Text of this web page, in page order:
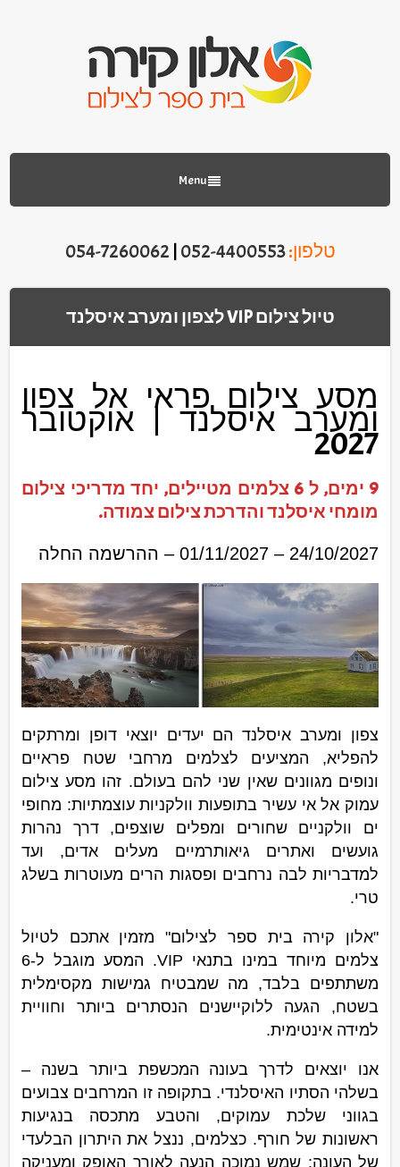
Menu
טלפון:052-4400553
054-7260062
טיול צילום VIP לצפון ומערב איסלנד
מסע צילום פראי אל צפון
ומערב איסלנד | אוקטובר
2027
9 ימים, ל 6 צלמים מטיילים, יחד מדריכי צילום
מומחי איסלנד והדרכת צילום צמודה.
24/10/2027 – 01/11/2027 – ההרשמה החלה
צפון ומערב איסלנד הם יעדים יוצאי דופן ומרתקים
להפליא, המציעים לצלמים מרחבי שטח פראיים
ונופים מגוונים שאין שני להם בעולם. זהו מסע צילום
עמוק אל אי עשיר בתופעות וולקניות עוצמתיות: מחופי
ים וולקניים שחורים ומפלים שוצפים, דרך נהרות
גועשים ואתרים גיאותרמיים מעלים אדים, ועד
למדבריות לבה נרחבים ופסגות הרים מעוטרות בשלג
טרי.
"אלון קירה בית ספר לצילום" מזמין אתכם לטיול
צלמים מיוחד במינו בתנאי VIP. המסע מוגבל ל-6
משתתפים בלבד, מה שמבטיח גמישות מקסימלית
בשטח, הגעה ללוקיישנים הנסתרים ביותר וחוויית
למידה אינטימית.
אנו יוצאים לדרך בעונה המכשפת ביותר בשנה –
בשלהי הסתיו האיסלנדי. בתקופה זו המרחבים צבועים
בגווני שלכת עמוקים, והטבע מתכסה בנגיעות
ראשונות של חורף. כצלמים, ננצל את היתרון הבלעדי
של העונה: שמש נמוכה הנעה לאורך האופק ומעניקה